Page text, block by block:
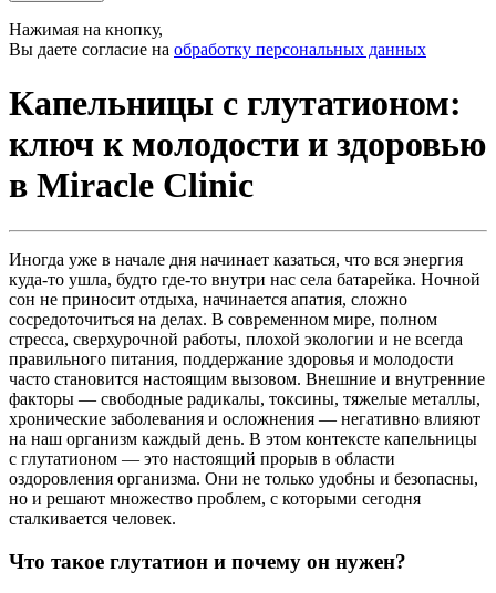
Нажимая на кнопку,
Вы даете согласие на обработку персональных данных
Капельницы с глутатионом:
ключ к молодости и здоровью
в Miracle Clinic
Иногда уже в начале дня начинает казаться, что вся энергия
куда-то ушла, будто где-то внутри нас села батарейка. Ночной
сон не приносит отдыха, начинается апатия, сложно
сосредоточиться на делах. В современном мире, полном
стресса, сверхурочной работы, плохой экологии и не всегда
правильного питания, поддержание здоровья и молодости
часто становится настоящим вызовом. Внешние и внутренние
факторы — свободные радикалы, токсины, тяжелые металлы,
хронические заболевания и осложнения — негативно влияют
на наш организм каждый день. В этом контексте капельницы
с глутатионом — это настоящий прорыв в области
оздоровления организма. Они не только удобны и безопасны,
но и решают множество проблем, с которыми сегодня
сталкивается человек.
Что такое глутатион и почему он нужен?